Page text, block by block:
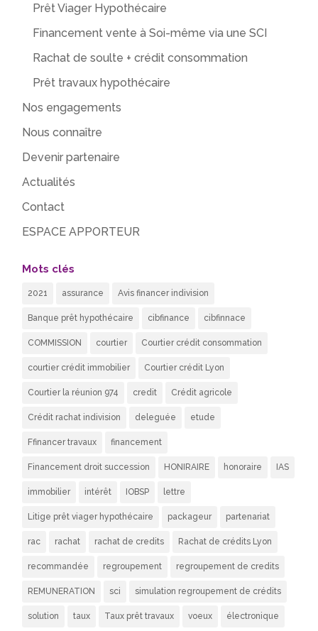
Prêt Viager Hypothécaire
Financement vente à Soi-même via une SCI
Rachat de soulte + crédit consommation
Prêt travaux hypothécaire
Nos engagements
Nous connaître
Devenir partenaire
Actualités
Contact
ESPACE APPORTEUR
Mots clés
2021 assurance Avis financer indivision
Banque prêt hypothécaire cibfinance cibfinnace
COMMISSION courtier Courtier crédit consommation
courtier crédit immobilier Courtier crédit Lyon
Courtier la réunion 974 credit Crédit agricole
Crédit rachat indivision deleguée etude
Ffinancer travaux financement
Financement droit succession HONIRAIRE honoraire IAS
immobilier intérêt IOBSP lettre
Litige prêt viager hypothécaire packageur partenariat
rac rachat rachat de credits Rachat de crédits Lyon
recommandée regroupement regroupement de credits
REMUNERATION sci simulation regroupement de crédits
solution taux Taux prêt travaux voeux électronique